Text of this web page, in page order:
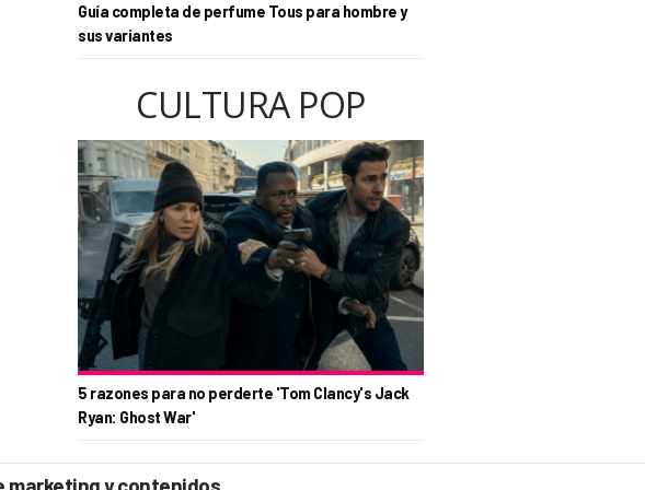
Guía completa de perfume Tous para hombre y
sus variantes
CULTURA POP
5 razones para no perderte 'Tom Clancy's Jack
Ryan: Ghost War'